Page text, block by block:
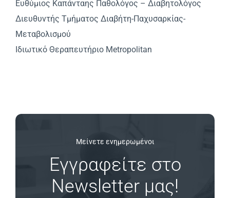
Ευθύμιος Καπάνταης Παθολόγος – Διαβητολόγος
Διευθυντής Τμήματος Διαβήτη-Παχυσαρκίας-
Μεταβολισμού
Ιδιωτικό Θεραπευτήριο Metropolitan
Μείνετε ενημερωμένοι
Εγγραφείτε στο
Newsletter μας!